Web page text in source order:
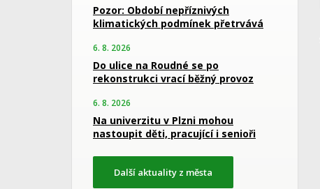
Pozor: Období nepříznivých
klimatických podmínek přetrvává
6. 8. 2026
Do ulice na Roudné se po
rekonstrukci vrací běžný provoz
6. 8. 2026
Na univerzitu v Plzni mohou
nastoupit děti, pracující i senioři
Další aktuality z města